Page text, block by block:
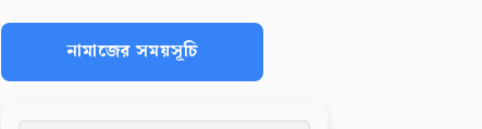
নামাজের সময়সূচি